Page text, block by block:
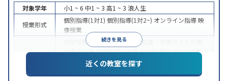
続きを見る
対象学年 小1 ~ 6 中1 ~ 3 高1 ~ 3 浪人生
授業形式
個別指導(1対1) 個別指導(1対2~) オンライン指導映
像授業
中学受験 高校受験大学受験
授業・定期テスト対策
内申点対策学習習慣の定着総合型選抜(旧AO)対策
推薦入試対策 学校別特化対策
近くの教室を探す